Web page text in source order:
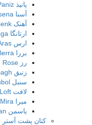
پانیذ Paniz
آسنا Asena
آهنک Ahenk
ارتانگا Ortanga
ارس Aras
بررا Berra
رز Rose
زنبق Zanbagh
سنبل Sonbol
لافت Loft
میرا Mira
یاسمن Yasaman
کتان پشت آستر